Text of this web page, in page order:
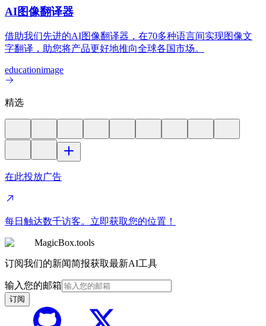
AI图像翻译器
借助我们先进的AI图像翻译器，在70多种语言间实现图像文
字翻译，助您将产品更好地推向全球各国市场。
educationimage
精选
在此投放广告
每日触达数千访客。立即获取您的位置！
MagicBox.tools
订阅我们的新闻简报获取最新AI工具
输入您的邮箱
订阅